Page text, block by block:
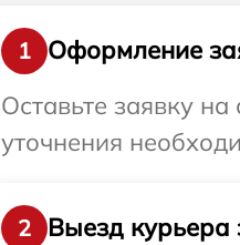
1
Оформление
Оставьте заявку
уточнения
2
Выезд курьера